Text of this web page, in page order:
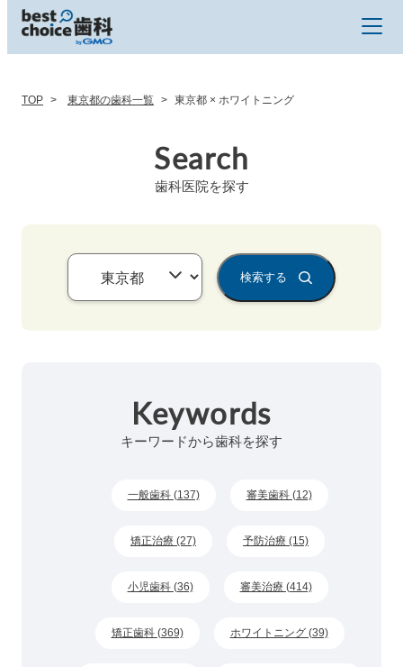
TOP 東京都の歯科一覧 東京都 × ホワイトニング
Search
歯科医院を探す
検索する
Keywords
キーワードから歯科を探す
一般歯科 (137) 審美歯科 (12)
矯正治療 (27) 予防治療 (15)
小児歯科 (36) 審美治療 (414)
矯正歯科 (369) ホワイトニング (39)